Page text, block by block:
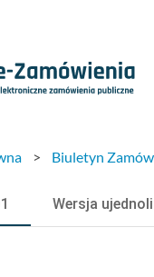
> Biuletyn
Wersja